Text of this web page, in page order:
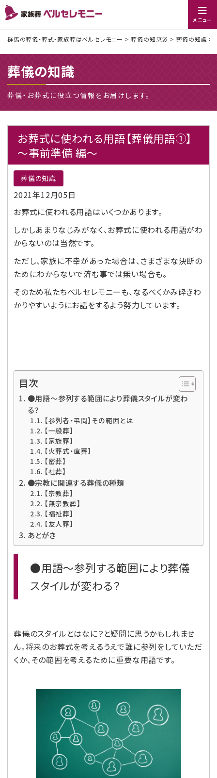
メニュー
群馬の葬儀・葬式・家族葬はベルセレモニー >葬儀の知恵袋 > 葬儀の知識 >
葬儀の知識
葬儀・お葬式に役立つ情報をお届けします。
お葬式に使われる用語【葬儀用語①】
～事前準備 編～
葬儀の知識
2021年12月05日
お葬式に使われる用語はいくつかあります。
しかしあまりなじみがなく、お葬式に使われる用語がわ
からないのは当然です。
ただし、家族に不幸があった場合は、さまざまな決断の
ためにわからないで済む事では無い場合も。
そのため私たちベルセレモニーも、なるべくかみ砕きわ
かりやすいようにお話をするよう努力しています。
目次
●用語～参列する範囲により葬儀スタイルが変わ
る？
【参列者・弔問】その範囲とは
【一般葬】
【家族葬】
【火葬式・直葬】
【密葬】
【社葬】
●宗教に関連する葬儀の種類
【宗教葬】
【無宗教葬】
【福祉葬】
【友人葬】
あとがき
●用語～参列する範囲により葬儀
スタイルが変わる？
葬儀のスタイルとはなに？と疑問に思うかもしれませ
ん。将来のお葬式を考えるうえで誰に参列をしていただ
くか、その範囲を考えるために重要な用語です。